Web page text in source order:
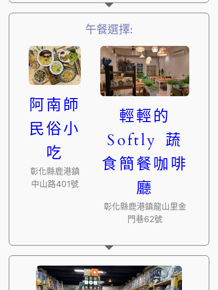
午餐選擇:
阿南師
民俗小
吃
彰化縣鹿港鎮
中山路401號
輕輕的
Softly 蔬
食簡餐咖啡
廳
彰化縣鹿港鎮龍山里金
門巷62號